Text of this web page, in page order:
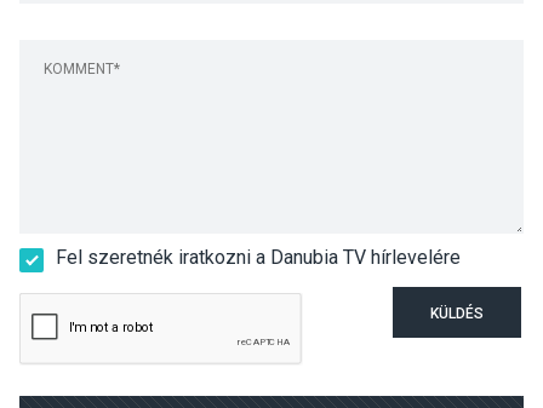
Fel szeretnék iratkozni a Danubia TV hírlevelére
KÜLDÉS